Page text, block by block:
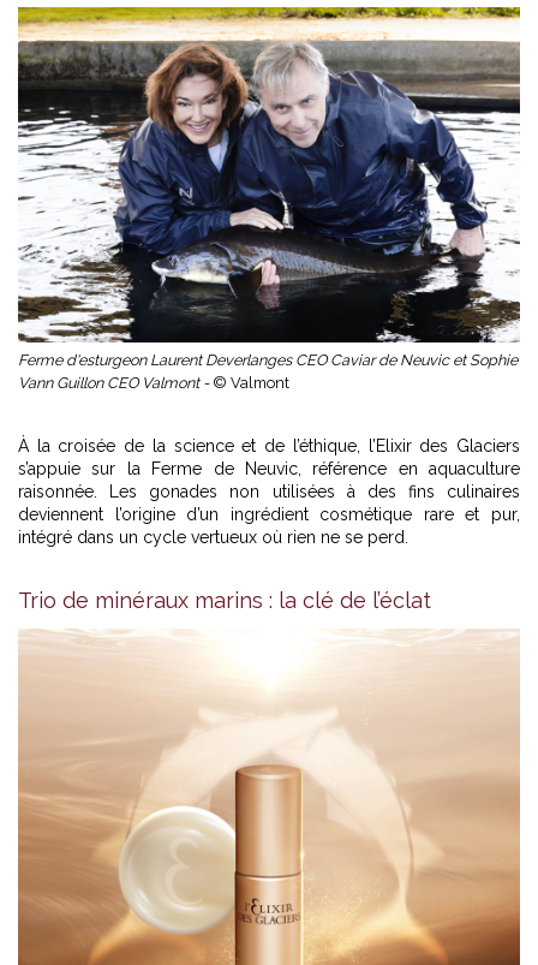
Ferme d'esturgeon Laurent Deverlanges CEO Caviar de Neuvic et Sophie
Vann Guillon CEO Valmont - © Valmont
À la croisée de la science et de l’éthique, l’Elixir des Glaciers
s’appuie sur la Ferme de Neuvic, référence en aquaculture
raisonnée. Les gonades non utilisées à des fins culinaires
deviennent l’origine d’un ingrédient cosmétique rare et pur,
intégré dans un cycle vertueux où rien ne se perd.
Trio de minéraux marins : la clé de l’éclat